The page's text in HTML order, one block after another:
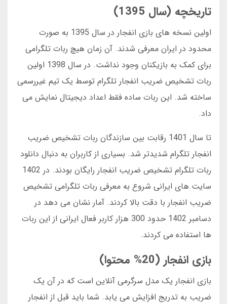
تاریخچه (سال 1395)
اولین نسخه های بازی انفجار در سال 1395 به صورت
محدود در ایران معرفی شدند. آن زمان هیچ ربات تلگرامی
برای کمک به بازیکنان وجود نداشت. در سال 1398 اولین
ربات تشخیص ضریب انفجار تلگرام توسط یک تیم غیررسمی
ساخته شد. این ربات ساده فقط اعداد دیجیتال نمایش می
داد.
تا سال 1401 رقابت بین سازندگان ربات تشخیص ضریب
انفجار تلگرام شدیدتر شد. بسیاری از کاربران به دنبال دانلود
ربات تلگرام تشخیص ضریب انفجار رایگان بودند. در 1402
سایت های ایرانی شروع به معرفی ربات تلگرامی تشخیص
ضریب انفجار با دقت بالا کردند. آمار نشان می دهد در
دسامبر 1402 حدود 300 هزار کاربر فعال ایرانی از این ربات
ها استفاده می کردند.
بازی انفجار (20% محتوا)
بازی انفجار یک مدل سرگرمی آنلاین است که در آن یک
ضریب به تدریج افزایش می یابد. شما باید قبل از انفجار